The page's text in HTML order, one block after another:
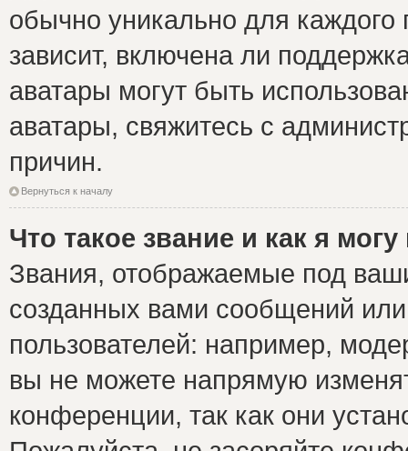
обычно уникально для каждого
зависит, включена ли
аватары могут быть
аватары, свяжитесь с
причин.
Вернуться к началу
Что такое звание и как я
Звания, отображаемые под
созданных вами сообщений
пользователей: например,
вы не можете напрямую
конференции, так как они